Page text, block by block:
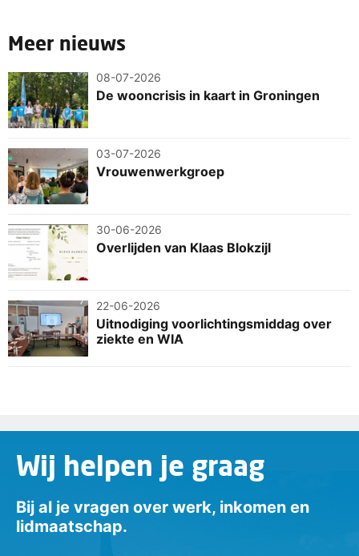
Meer nieuws
08-07-2026
De wooncrisis in kaart in Groningen
03-07-2026
Vrouwenwerkgroep
30-06-2026
Overlijden van Klaas Blokzijl
22-06-2026
Uitnodiging voorlichtingsmiddag over
ziekte en WIA
Wij helpen je graag
Bij al je vragen over werk, inkomen en
lidmaatschap.